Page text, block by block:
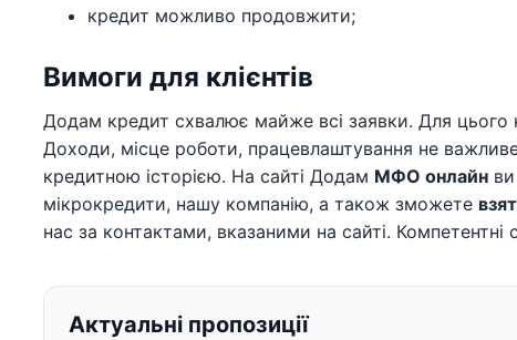
кредит можливо продовжити;
Вимоги для клієнтів
Додам кредит схвалює майже всі заявки. Для цього
Доходи, місце роботи, працевлаштування не
кредитною історією. На сайті Додам МФО онлайн
мікрокредити, нашу компанію, а також зможете
нас за контактами, вказаними на сайті. Компетентні
Актуальні пропозиції